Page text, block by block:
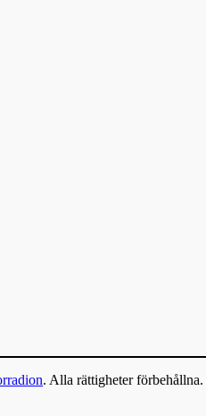
. Alla rättigheter förbehållna.